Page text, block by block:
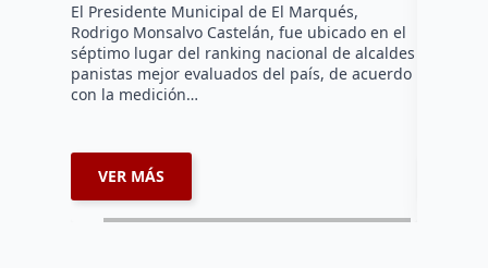
El Presidente Municipal de El Marqués,
Rodrigo Monsalvo Castelán, fue ubicado en el
séptimo lugar del ranking nacional de alcaldes
panistas mejor evaluados del país, de acuerdo
con la medición…
VER MÁS